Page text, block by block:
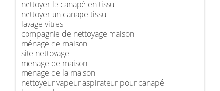
nettoyer le canapé en tissu
nettoyer un canape tissu
lavage vitres
compagnie de nettoyage maison
ménage de maison
site nettoyage
menage de maison
menage de la maison
nettoyeur vapeur aspirateur pour canapé